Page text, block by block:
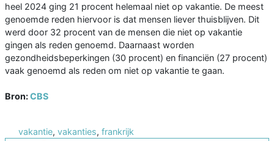
heel 2024 ging 21 procent helemaal niet op vakantie. De meest
genoemde reden hiervoor is dat mensen liever thuisblijven. Dit
werd door 32 procent van de mensen die niet op vakantie
gingen als reden genoemd. Daarnaast worden
gezondheidsbeperkingen (30 procent) en financiën (27 procent)
vaak genoemd als reden om niet op vakantie te gaan.
Bron:CBS
vakantie, vakanties, frankrijk